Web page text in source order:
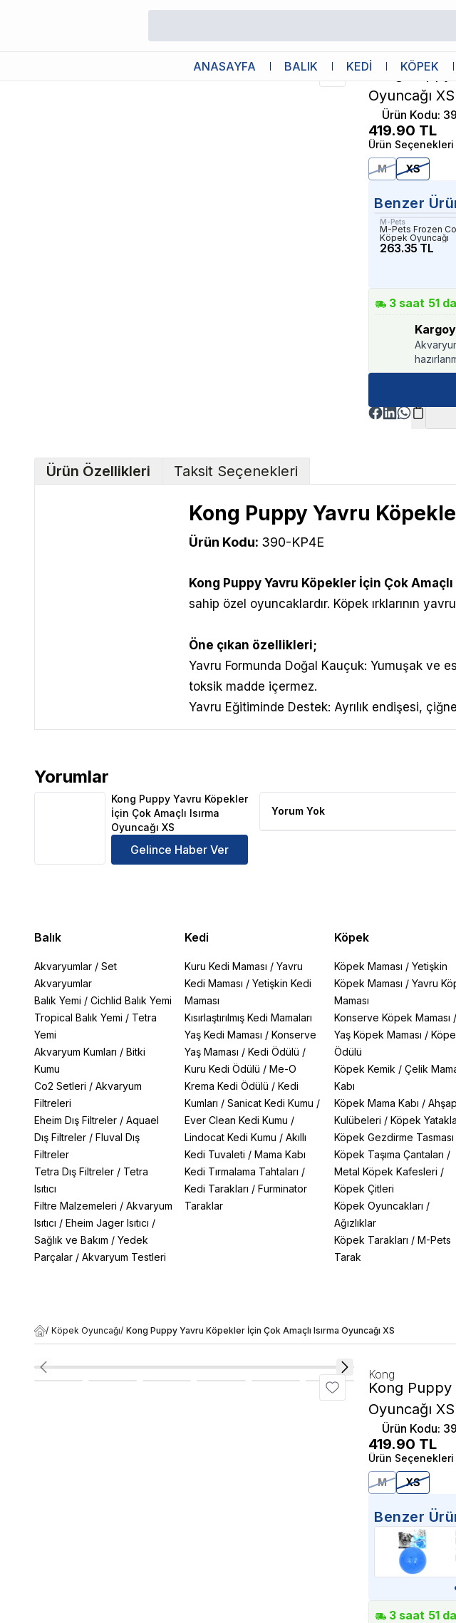
ANASAYFA BALIK KEDİ KÖPEK
Kong
Kong Puppy
Oyuncağı XS
Ürün Kodu:
419.90 TL
Ürün Seçenekleri
M
XS
Benzer
M-Pets
M-Pets Frozen
Köpek Oyuncağı
263.35 TL
3 saat 51
Ürün Özellikleri Taksit Seçenekleri
Kong Puppy Yavru
Ürün Kodu: 390-KP4E
Kong Puppy Yavru Köpekler İçin Çok Amaçlı
sahip özel oyuncaklardır. Köpek ırklarının
Öne çıkan özellikleri;
Yavru Formunda Doğal Kauçuk: Yumuşak ve
toksik madde içermez.
Yavru Eğitiminde Destek: Ayrılık endişesi,
Yorumlar
Kong Puppy Yavru Köpekler İçin Çok Amaçlı Isırma Oyuncağı XS Ürün
Kong Puppy Yavru Köpekler
İçin Çok Amaçlı Isırma
Oyuncağı XS
Gelince Haber Ver
Yorum Yok
Balık
Akvaryumlar / Set
Akvaryumlar
Balık Yemi / Cichlid Balık Yemi
Tropical Balık Yemi / Tetra
Yemi
Akvaryum Kumları / Bitki
Kumu
Co2 Setleri / Akvaryum
Filtreleri
Eheim Dış Filtreler / Aquael
Dış Filtreler / Fluval Dış
Filtreler
Tetra Dış Filtreler / Tetra
Isıtıcı
Filtre Malzemeleri / Akvaryum
Isıtıcı / Eheim Jager Isıtıcı /
Sağlık ve Bakım / Yedek
Parçalar / Akvaryum Testleri
Kedi
Kuru Kedi Maması / Yavru
Kedi Maması / Yetişkin Kedi
Maması
Kısırlaştırılmış Kedi Mamaları
Yaş Kedi Maması / Konserve
Yaş Maması / Kedi Ödülü /
Kuru Kedi Ödülü / Me-O
Krema Kedi Ödülü / Kedi
Kumları / Sanicat Kedi Kumu /
Ever Clean Kedi Kumu /
Lindocat Kedi Kumu / Akıllı
Kedi Tuvaleti / Mama Kabı
Kedi Tırmalama Tahtaları /
Kedi Tarakları / Furminator
Taraklar
Köpek
Köpek Maması /Yetişkin
Köpek Maması /Yavru
Maması
Konserve Köpek Maması /
Yaş Köpek Maması /
Ödülü
Köpek Kemik /Çelik
Kabı
Köpek Mama Kabı /Ahşap
Kulübeleri /Köpek
Köpek Gezdirme Tasması
Köpek Taşıma Çantaları /
Metal Köpek Kafesleri /
Köpek Çitleri
Köpek Oyuncakları /
Ağızlıklar
Köpek Tarakları /M-Pets
Tarak
/ Köpek Oyuncağı/ Kong Puppy Yavru Köpekler İçin Çok Amaçlı Isırma Oyuncağı XS
Kong
Kong Puppy
Oyuncağı XS
Ürün Kodu:
419.90 TL
Ürün Seçenekleri
M
XS
Benzer
3 saat 51